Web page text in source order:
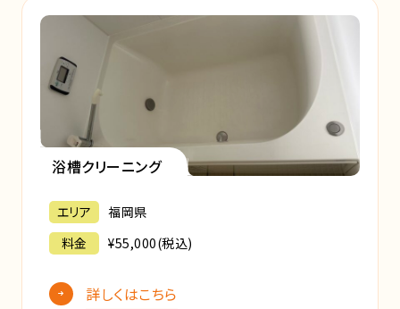
浴槽クリーニング
エリア
福岡県
料金
¥55,000(税込)
詳しくはこちら